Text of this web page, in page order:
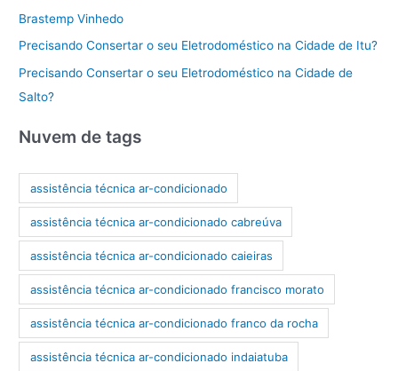
Brastemp Vinhedo
Precisando Consertar o seu Eletrodoméstico na Cidade de Itu?
Precisando Consertar o seu Eletrodoméstico na Cidade de
Salto?
Nuvem de tags
assistência técnica ar-condicionado
assistência técnica ar-condicionado cabreúva
assistência técnica ar-condicionado caieiras
assistência técnica ar-condicionado francisco morato
assistência técnica ar-condicionado franco da rocha
assistência técnica ar-condicionado indaiatuba